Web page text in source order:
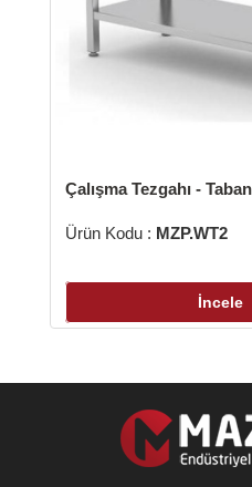
Tezgahı - Taban Raflı
Kodu :MZP.WT2